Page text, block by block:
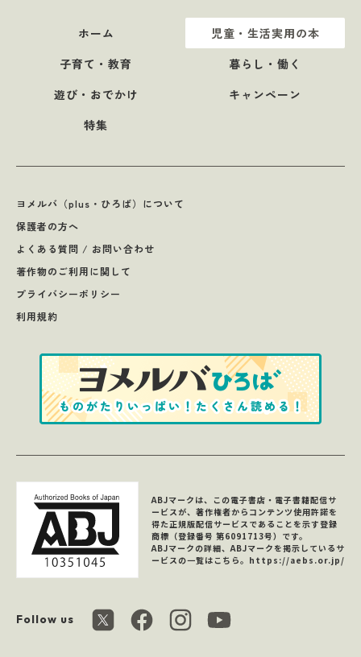
ホーム
児童・生活実用の本
子育て・教育
暮らし・働く
遊び・おでかけ
キャンペーン
特集
ヨメルバ（plus・ひろば）について
保護者の方へ
よくある質問 / お問い合わせ
著作物のご利用に関して
プライバシーポリシー
利用規約
Follow us
ABJマークは、この電子書店・電子書籍配信サ
ービスが、著作権者からコンテンツ使用許諾を
得た正規版配信サービスであることを示す登録
商標（登録番号 第6091713号）です。
ABJマークの詳細、ABJマークを掲示しているサ
ービスの一覧はこちら。 https://aebs.or.jp/